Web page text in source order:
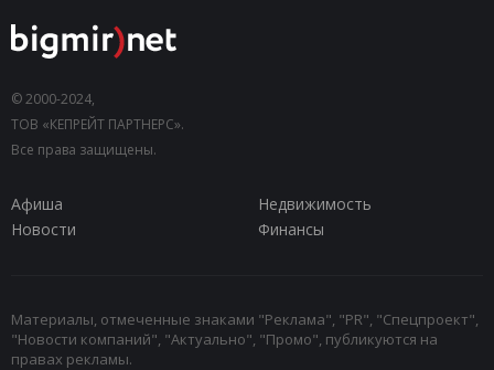
© 2000-2024,
ТОВ «КЕПРЕЙТ ПАРТНЕРС».
Все права защищены.
Афиша
Недвижимость
Новости
Финансы
Материалы, отмеченные знаками "Реклама", "PR", "Спецпроект",
"Новости компаний", "Актуально", "Промо", публикуются на
правах рекламы.